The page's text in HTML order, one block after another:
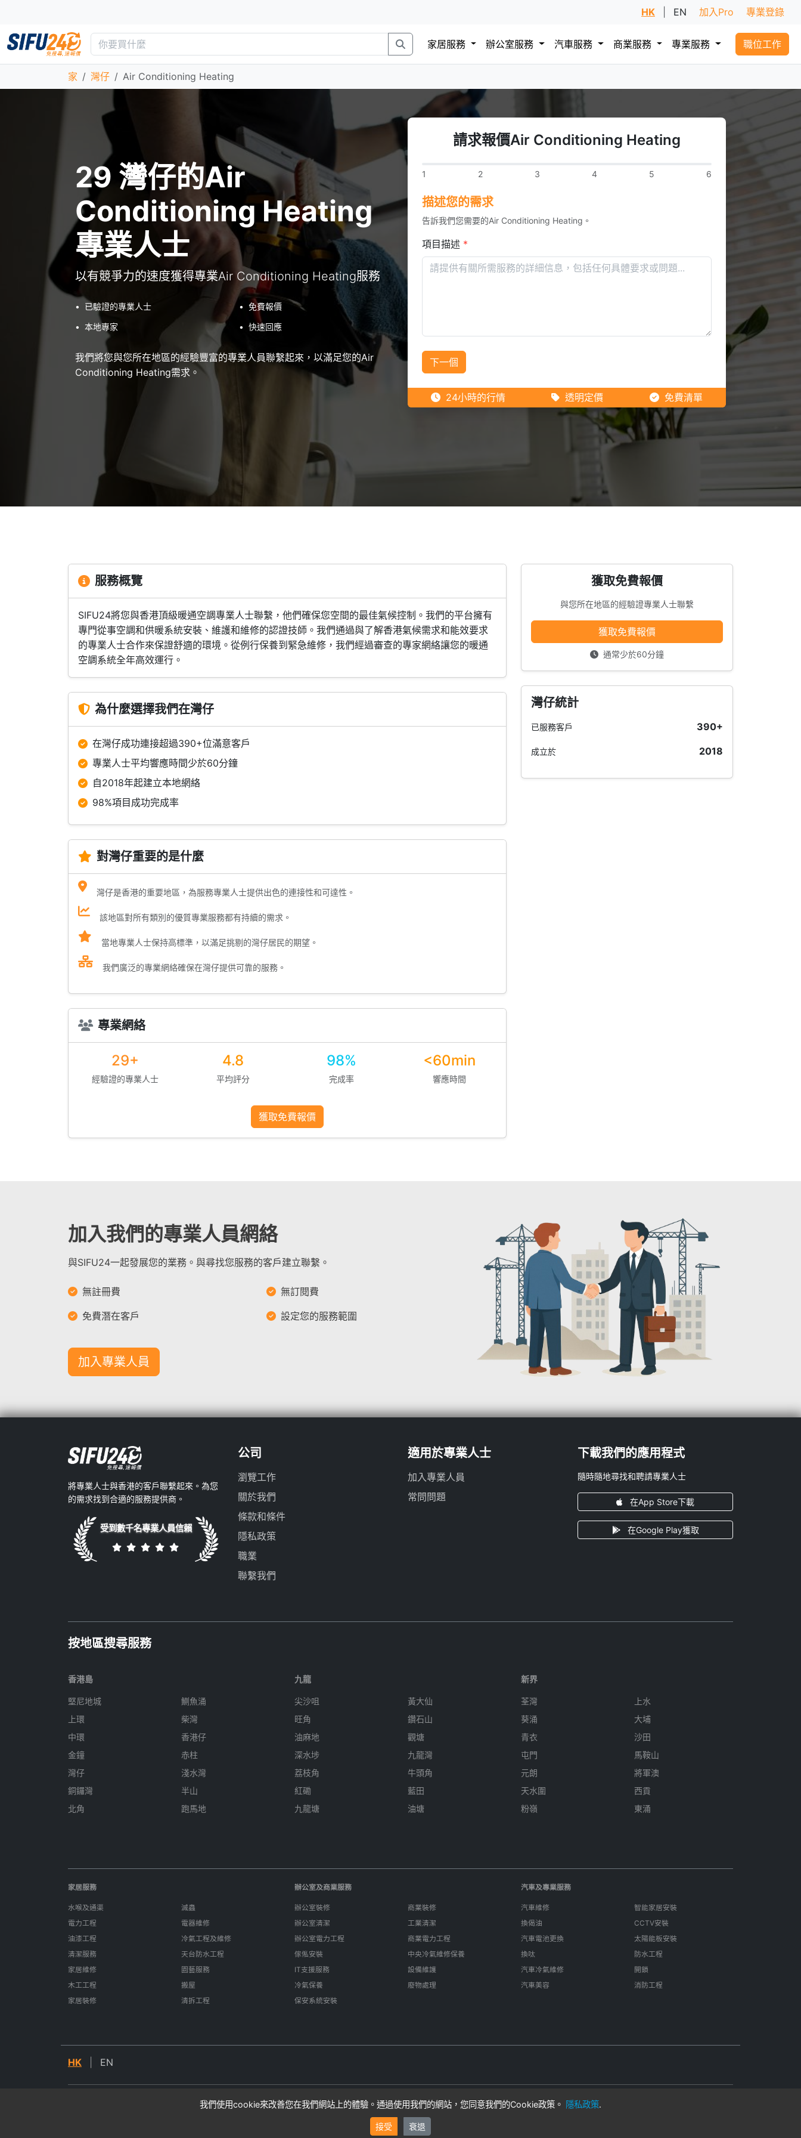
HK EN 加入Pro 專業登錄
家居服務 辦公室服務 汽車服務 商業服務 專業服務 職位工作
家 灣仔 Air Conditioning Heating
29 灣仔的Air
Conditioning Heating
專業人士
以有競爭力的速度獲得專業Air Conditioning Heating服務
• 已驗證的專業人士 • 免費報價
• 本地專家 • 快速回應
我們將您與您所在地區的經驗豐富的專業人員聯繫起來，以滿足您的Air
Conditioning Heating需求。
請求報價Air Conditioning Heating
1 2 3 4 5 6
描述您的需求
告訴我們您需要的Air Conditioning Heating。
項目描述 *
下一個
24小時的行情 透明定價 免費清單
服務概覽
SIFU24將您與香港頂級暖通空調專業人士聯繫，他們確保您空間的最佳氣候控制。我們的平台擁有
專門從事空調和供暖系統安裝、維護和維修的認證技師。我們通過與了解香港氣候需求和能效要求
的專業人士合作來保證舒適的環境。從例行保養到緊急維修，我們經過審查的專家網絡讓您的暖通
空調系統全年高效運行。
為什麼選擇我們在灣仔
在灣仔成功連接超過390+位滿意客戶
專業人士平均響應時間少於60分鐘
自2018年起建立本地網絡
98%項目成功完成率
對灣仔重要的是什麼
灣仔是香港的重要地區，為服務專業人士提供出色的連接性和可達性。
該地區對所有類別的優質專業服務都有持續的需求。
當地專業人士保持高標準，以滿足挑剔的灣仔居民的期望。
我們廣泛的專業網絡確保在灣仔提供可靠的服務。
專業網絡
29+
經驗證的專業人士
4.8
平均評分
98%
完成率
<60min
響應時間
獲取免費報價
獲取免費報價
與您所在地區的經驗證專業人士聯繫
獲取免費報價
通常少於60分鐘
灣仔統計
已服務客戶 390+
成立於 2018
加入我們的專業人員網絡
與SIFU24一起發展您的業務。與尋找您服務的客戶建立聯繫。
無註冊費 無訂閱費
免費潛在客戶 設定您的服務範圍
加入專業人員
將專業人士與香港的客戶聯繫起來。為您
的需求找到合適的服務提供商。
受到數千名專業人員信賴
公司
瀏覽工作
關於我們
條款和條件
隱私政策
職業
聯繫我們
適用於專業人士
加入專業人員
常問問題
下載我們的應用程式
隨時隨地尋找和聘請專業人士
在App Store下載
在Google Play獲取
按地區搜尋服務
香港島
堅尼地城
上環
中環
金鐘
灣仔
銅鑼灣
北角
鰂魚涌
柴灣
香港仔
赤柱
淺水灣
半山
跑馬地
九龍
尖沙咀
旺角
油麻地
深水埗
荔枝角
紅磡
九龍塘
黃大仙
鑽石山
觀塘
九龍灣
牛頭角
藍田
油塘
新界
荃灣
葵涌
青衣
屯門
元朗
天水圍
粉嶺
上水
大埔
沙田
馬鞍山
將軍澳
西貢
東涌
家居服務
水喉及通渠
電力工程
油漆工程
清潔服務
家居維修
木工工程
家居裝修
滅蟲
電器維修
冷氣工程及維修
天台防水工程
園藝服務
搬屋
清拆工程
辦公室及商業服務
辦公室裝修
辦公室清潔
辦公室電力工程
傢俬安裝
IT支援服務
冷氣保養
保安系統安裝
商業裝修
工業清潔
商業電力工程
中央冷氣維修保養
設備維護
廢物處理
汽車及專業服務
汽車維修
換偈油
汽車電池更換
換呔
汽車冷氣維修
汽車美容
智能家居安裝
CCTV安裝
太陽能板安裝
防水工程
開鎖
消防工程
HK EN
© 2026 SIFU24. All rights reserved.
* 所有價格均為估算，實際費用可能因項目複雜性而異。SIFU24不直接提供服務，而是連接客戶與獨立專業人士。
我們使用cookie來改善您在我們網站上的體驗。通過使用我們的網站，您同意我們的Cookie政策。 隱私政策.
接受 衰退